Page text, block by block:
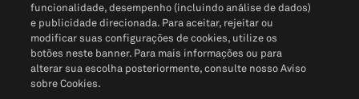
funcionalidade, desempenho (incluindo análise de dados)
e publicidade direcionada. Para aceitar, rejeitar ou
modificar suas configurações de cookies, utilize os
botões neste banner. Para mais informações ou para
alterar sua escolha posteriormente, consulte nosso Aviso
sobre Cookies.